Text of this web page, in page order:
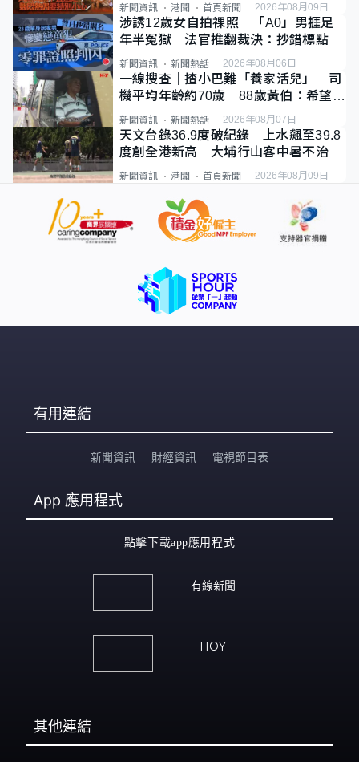
新聞資訊 港聞 首頁新聞 2026年08月09日
涉誘12歲女自拍祼照 「A0」男捱足
年半冤獄 法官推翻裁決：抄錯標點
新聞資訊 新聞熱話 2026年08月06日
一線搜查｜揸小巴難「養家活兒」 司
機平均年齡約70歲 88歲黃伯：希望一
直揸落去
新聞資訊 新聞熱話 2026年08月07日
天文台錄36.9度破紀錄 上水飆至39.8
度創全港新高 大埔行山客中暑不治
新聞資訊 港聞 首頁新聞 2026年08月09日
有用連結
新聞資訊 財經資訊 電視節目表
App 應用程式
點擊下載app應用程式
有線新聞
HOY
其他連結